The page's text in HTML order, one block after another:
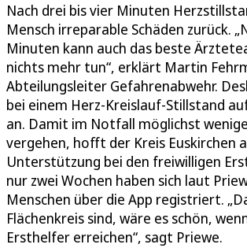
Nach drei bis vier Minuten
Mensch irreparable Schäden zurück.
Minuten kann auch das beste
nichts mehr tun“, erklärt Martin
Abteilungsleiter Gefahrenabwehr.
bei einem Herz-Kreislauf-Stillstand
an. Damit im Notfall möglichst
vergehen, hofft der Kreis Euskirchen
Unterstützung bei den freiwilligen
nur zwei Wochen haben sich laut
Menschen über die App registriert.
Flächenkreis sind, wäre es schön,
Ersthelfer erreichen“, sagt Priewe.